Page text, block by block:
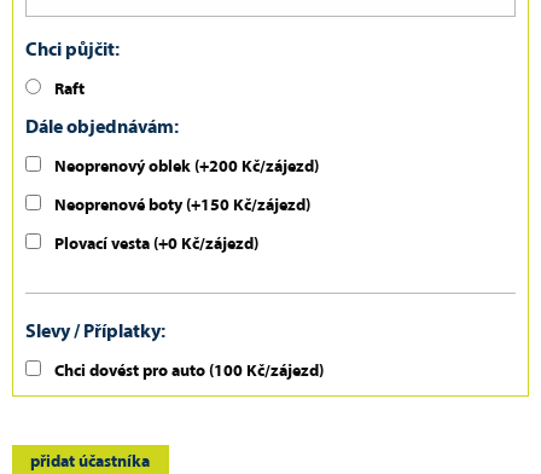
Chci půjčit:
Raft
Dále objednávám:
Neoprenový oblek (+200 Kč/zájezd)
Neoprenové boty (+150 Kč/zájezd)
Plovací vesta (+0 Kč/zájezd)
Slevy / Příplatky:
Chci dovést pro auto (100 Kč/zájezd)
přidat účastníka